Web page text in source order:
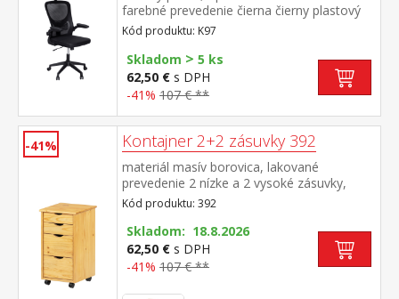
farebné prevedenie čierna čierny plastový
kríž a podrúčky výška sedu 45-55 cm
hojdací mechanizmus výklopné podrúčky
výkyvná opierka hlavy výsuvná o 4 cm
Kód produktu: K97
Skladom > 5 ks
62,50 € s DPH
-41% 107 € **
-41% Kontajner 2+2 zásuvky 392
materiál masív borovica, lakované
prevedenie 2 nízke a 2 vysoké zásuvky,
pojazdný na kolieskach
Kód produktu: 392
Skladom: 18.8.2026
62,50 € s DPH
-41% 107 € **